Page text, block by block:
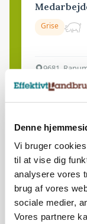
Denne
Vi bruger
til at vise dig
analysere vores
brug af vores
sociale medier,
Vores partnere
Grise
9681,
Kalve
6392,
Leder til